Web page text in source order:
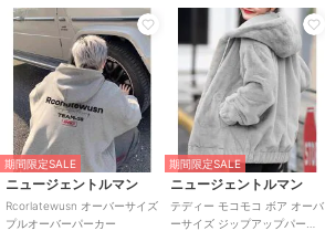
期間限定SALE
ニュージェントルマン
Rcorlatewusn オーバーサイズ
プルオーバーパーカー
期間限定SALE
ニュージェントルマン
テディー モコモコ ボア オーバ
ーサイズ ジップアップパーカ